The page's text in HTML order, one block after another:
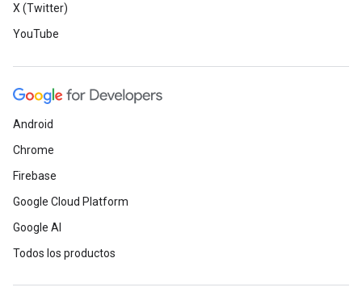
X (Twitter)
YouTube
Android
Chrome
Firebase
Google Cloud Platform
Google AI
Todos los productos